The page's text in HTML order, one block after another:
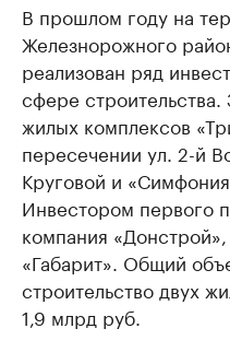
В прошлом году на
Железнорожного
реализован ряд
сфере
жилых комплексов
пересечении ул. 2-й
Круговой и
Инвестором первого
компания
«Габарит». Общий
строительство двух
1,9 млрд руб.